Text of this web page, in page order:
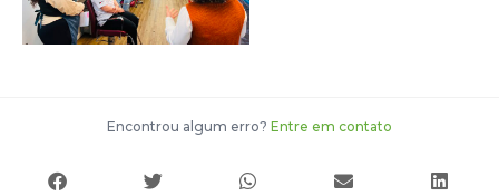
Encontrou algum erro? Entre em contato